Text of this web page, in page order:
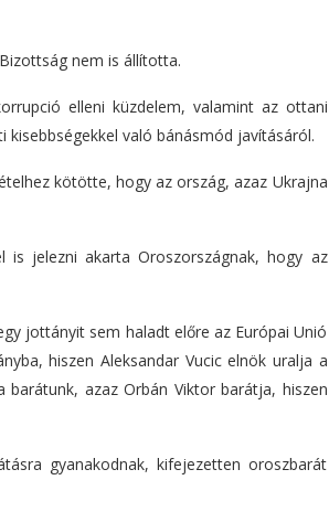
nem is állította.
elleni küzdelem, valamint az ottani
való bánásmód javításáról.
kötötte, hogy az ország, azaz Ukrajna
jelezni akarta Oroszországnak, hogy az
jottányit sem haladt előre az Európai Unió
hiszen Aleksandar Vucic elnök uralja a
azaz Orbán Viktor barátja, hiszen
gyanakodnak, kifejezetten oroszbarát